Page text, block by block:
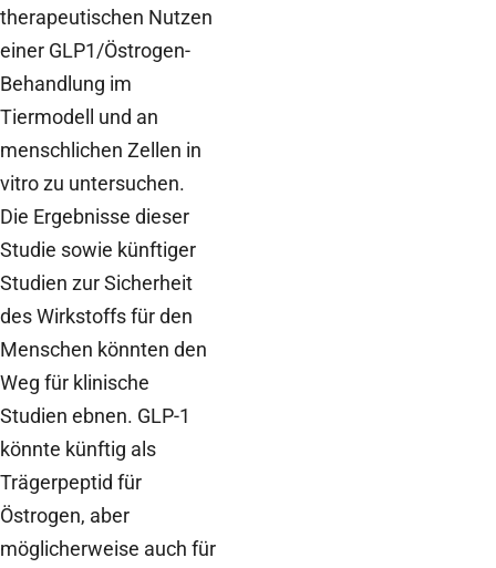
therapeutischen Nutzen
einer GLP1/Östrogen-
Behandlung im
Tiermodell und an
menschlichen Zellen in
vitro zu untersuchen.
Die Ergebnisse dieser
Studie sowie künftiger
Studien zur Sicherheit
des Wirkstoffs für den
Menschen könnten den
Weg für klinische
Studien ebnen. GLP-1
könnte künftig als
Trägerpeptid für
Östrogen, aber
möglicherweise auch für